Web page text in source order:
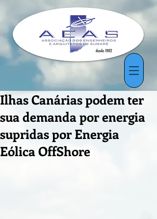
Ilhas Canárias podem ter
sua demanda por energia
supridas por Energia
Eólica OffShore